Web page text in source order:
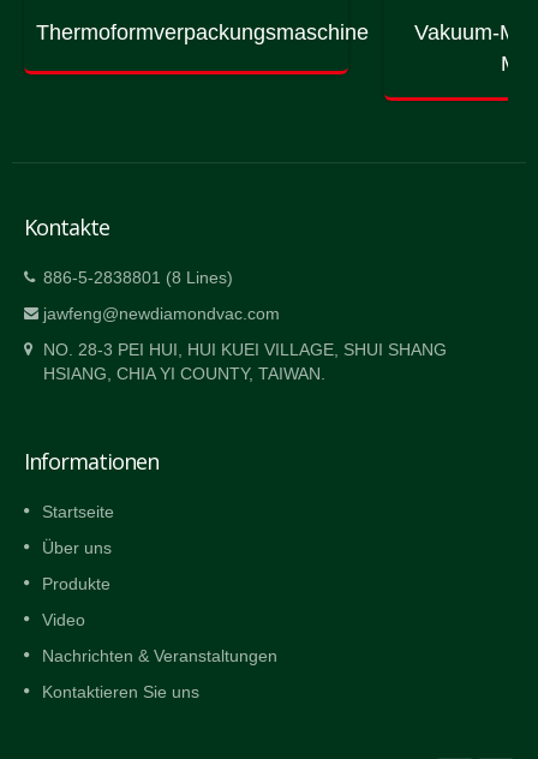
Thermoformverpackungsmaschine
Vakuum-
Kontakte
886-5-2838801 (8 Lines)
jawfeng@newdiamondvac.com
NO. 28-3 PEI HUI, HUI KUEI VILLAGE, SHUI SHANG
HSIANG, CHIA YI COUNTY, TAIWAN.
Informationen
Startseite
Über uns
Produkte
Video
Nachrichten & Veranstaltungen
Kontaktieren Sie uns